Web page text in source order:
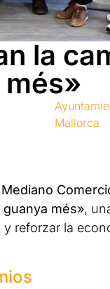
la
Mallorca
guanya més»,
reforzar la